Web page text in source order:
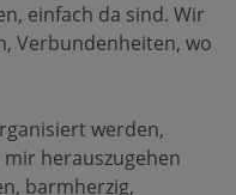
einfach da sind. Wir
Verbundenheiten, wo
werden,
herauszugehen
barmherzig,